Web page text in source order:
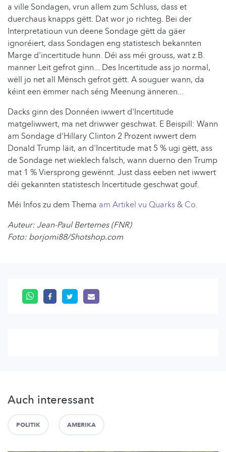
a ville Sondagen, vrun allem zum Schluss, dass et
duerchaus knapps gëtt. Dat wor jo richteg. Bei der
Interpretatioun vun deene Sondage gëtt da gäer
ignoréiert, dass Sondagen eng statistesch bekannten
Marge d'incertitude hunn. Déi ass méi grouss, wat z.B.
manner Leit gefrot ginn... Des Incertitude ass jo normal,
wëll jo net all Mënsch gefrot gëtt. A souguer wann, da
kéint een ëmmer nach séng Meenung änneren...
Dacks ginn des Donnéen iwwert d'Incertitude
matgeliwwert, ma net driwwer geschwat. E Beispill: Wann
am Sondage d'Hillary Clinton 2 Prozent iwwert dem
Donald Trump läit, an d'Incertitude mat 5 % ugi gëtt, ass
de Sondage net wieklech falsch, wann duerno den Trump
mat 1 % Viersprong gewënnt. Just dass eeben net iwwert
déi gekannten statistesch Incertitude geschwat gouf.
Méi Infos zu dem Thema am Artikel vu Quarks & Co.
Auteur: Jean-Paul Bertemes (FNR)
Foto: borjomi88/Shotshop.com
Auch interessant
POLITIK AMERIKA